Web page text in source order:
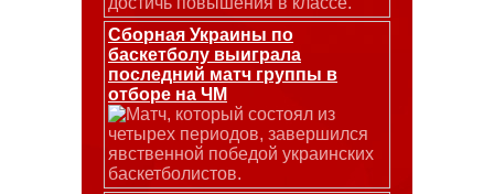
Сборная Украины по
баскетболу выиграла
последний матч группы в
отборе на ЧМ
Матч, который состоял из
четырех периодов, завершился
явственной победой украинских
баскетболистов.